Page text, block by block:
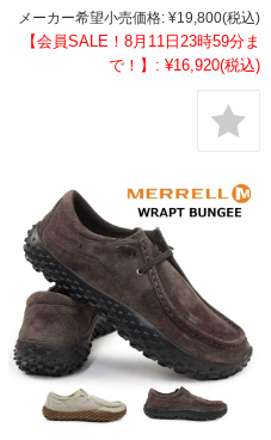
メーカー希望小売価格: ¥19,800(税込)
【会員SALE！8月11日23時59分ま
で！】: ¥16,920(税込)